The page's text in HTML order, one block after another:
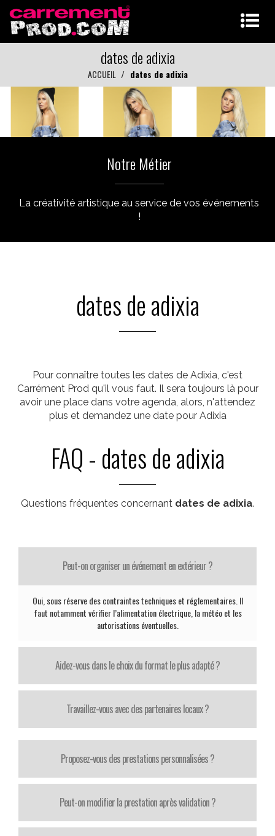
dates de adixia
ACCUEIL dates de adixia
Notre Métier
La créativité artistique au service de vos événements
!
dates de adixia
Pour connaître toutes les dates de Adixia, c'est
Carrément Prod qu'il vous faut. Il sera toujours là pour
avoir une place dans votre agenda, alors, n'attendez
plus et demandez une date pour Adixia
FAQ - dates de adixia
Questions fréquentes concernant dates de adixia.
Peut-on organiser un événement en extérieur ?
Oui, sous réserve des contraintes techniques et réglementaires. Il
faut notamment vérifier l’alimentation électrique, la météo et les
autorisations éventuelles.
Aidez-vous dans le choix du format le plus adapté ?
Travaillez-vous avec des partenaires locaux ?
Proposez-vous des prestations personnalisées ?
Peut-on modifier la prestation après validation ?